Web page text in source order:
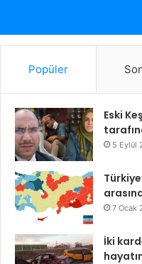
Popüler
Eski
5 Eylül
7 Ocak
İki